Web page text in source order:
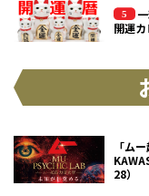
開運
「ム
28）